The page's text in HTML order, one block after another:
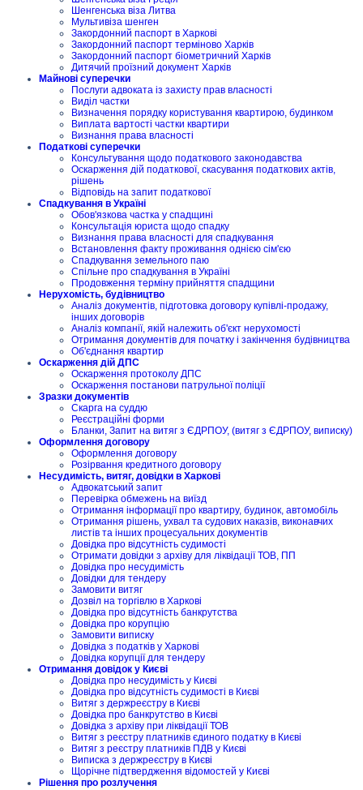
Шенгенська віза Литва
Мультивіза шенген
Закордонний паспорт в Харкові
Закордонний паспорт терміново Харків
Закордонний паспорт біометричний Харків
Дитячий проїзний документ Харків
Майнові суперечки
Послуги адвоката із захисту прав власності
Виділ частки
Визначення порядку користування квартирою, будинком
Виплата вартості частки квартири
Визнання права власності
Податкові суперечки
Консультування щодо податкового законодавства
Оскарження дій податкової, скасування податкових актів,
рішень
Відповідь на запит податкової
Спадкування в Україні
Обов'язкова частка у спадщині
Консультація юриста щодо спадку
Визнання права власності для спадкування
Встановлення факту проживання однією сім'єю
Спадкування земельного паю
Спільне про спадкування в Україні
Продовження терміну прийняття спадщини
Нерухомість, будівництво
Аналіз документів, підготовка договору купівлі-продажу,
інших договорів
Аналіз компанії, якій належить об'єкт нерухомості
Отримання документів для початку і закінчення будівництва
Об'єднання квартир
Оскарження дій ДПС
Оскарження протоколу ДПС
Оскарження постанови патрульної поліції
Зразки документів
Скарга на суддю
Реєстраційні форми
Бланки, Запит на витяг з ЄДРПОУ, (витяг з ЄДРПОУ, виписку)
Оформлення договору
Оформлення договору
Розірвання кредитного договору
Несудимість, витяг, довідки в Харкові
Адвокатський запит
Перевірка обмежень на виїзд
Отримання інформації про квартиру, будинок, автомобіль
Отримання рішень, ухвал та судових наказів, виконавчих
листів та інших процесуальних документів
Довідка про відсутність судимості
Отримати довідки з архіву для ліквідації ТОВ, ПП
Довідка про несудимість
Довідки для тендеру
Замовити витяг
Дозвіл на торгівлю в Харкові
Довідка про відсутність банкрутства
Довідка про корупцію
Замовити виписку
Довідка з податків у Харкові
Довідка корупції для тендеру
Отримання довідок у Києві
Довідка про несудимість у Києві
Довідка про відсутність судимості в Києві
Витяг з держреєстру в Києві
Довідка про банкрутство в Києві
Довідка з архіву при ліквідації ТОВ
Витяг з реєстру платників єдиного податку в Києві
Витяг з реєстру платників ПДВ у Києві
Виписка з держреєстру в Києві
Щорічне підтвердження відомостей у Києві
Рішення про розлучення